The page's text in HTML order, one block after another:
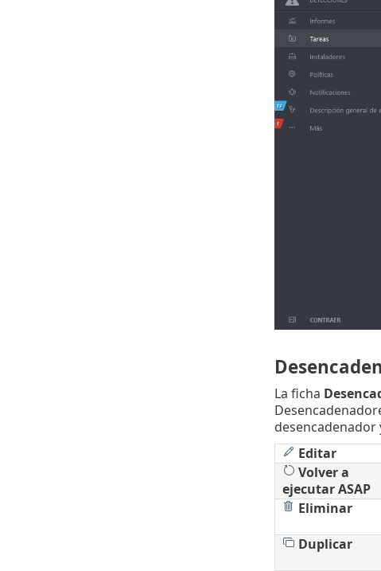
La ficha
desencadenador
Editar
Volver a
ejecutar ASAP
Eliminar
Duplicar